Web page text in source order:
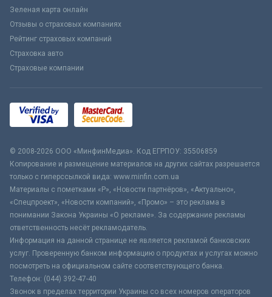
Зеленая карта онлайн
Отзывы о страховых компаниях
Рейтинг страховых компаний
Страховка авто
Страховые компании
© 2008-2026 ООО «МинфинМедиа». Код ЕГРПОУ: 35506859
Копирование и размещение материалов на других сайтах разрешается
только с гиперссылкой вида: www.minfin.com.ua
Материалы с пометками «Р», «Новости партнёров», «Актуально»,
«Спецпроект», «Новости компаний», «Промо» – это реклама в
понимании Закона Украины «О рекламе». За содержание рекламы
ответственность несёт рекламодатель.
Информация на данной странице не является рекламой банковских
услуг. Проверенную банком информацию о продуктах и услугах можно
посмотреть на официальном сайте соответствующего банка.
Телефон: (044) 392-47-40
Звонок в пределах территории Украины со всех номеров операторов